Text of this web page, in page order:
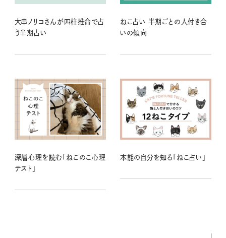
大串ノリコさんが四柱推命で占
う半期占い
ねこ占い 半期ごとの人付き合
いの傾向
深層心理を読む「ねこのこ心理
テスト」
本能の自分を知る「ねこ占い」